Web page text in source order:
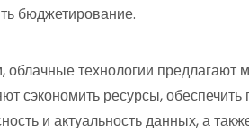
бюджетирование.
облачные технологии предлагают
сэкономить ресурсы,
и актуальность данных, а